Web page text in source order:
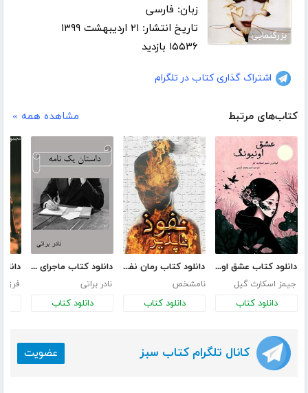
بزرگنمایی
زبان: فارسی
تاریخ انتشار: ۲۱ اردیبهشت ۱۳۹۹
۱۵۵۳۶ بازدید
اشتراک گذاری کتاب در تلگرام
کتاب‌های مرتبط مشاهده همه »
دانلود کتاب عشق اونیونگ
جیمز اسکارث گیل
دانلود کتاب
دانلود کتاب رمان نفوذ ناپذیر
نامشخص
دانلود کتاب
دانلود کتاب ماجرای یک نامه
نادر براتی
دانلود کتاب
کانال تلگرام کتاب سبز عضویت